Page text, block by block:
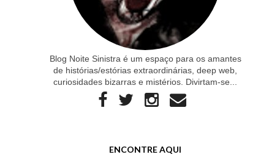
Blog Noite Sinistra é um espaço para os amantes
de histórias/estórias extraordinárias, deep web,
curiosidades bizarras e mistérios. Divirtam-se...
ENCONTRE AQUI